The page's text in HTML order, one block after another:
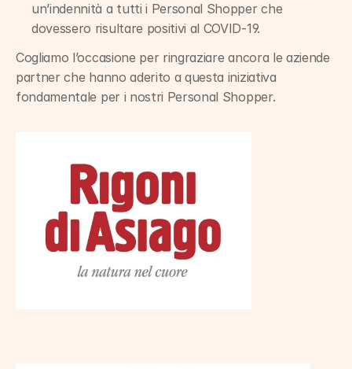
un’indennità a tutti i Personal Shopper che
dovessero risultare positivi al COVID-19.
Cogliamo l’occasione per ringraziare ancora le aziende
partner che hanno aderito a questa iniziativa
fondamentale per i nostri Personal Shopper.